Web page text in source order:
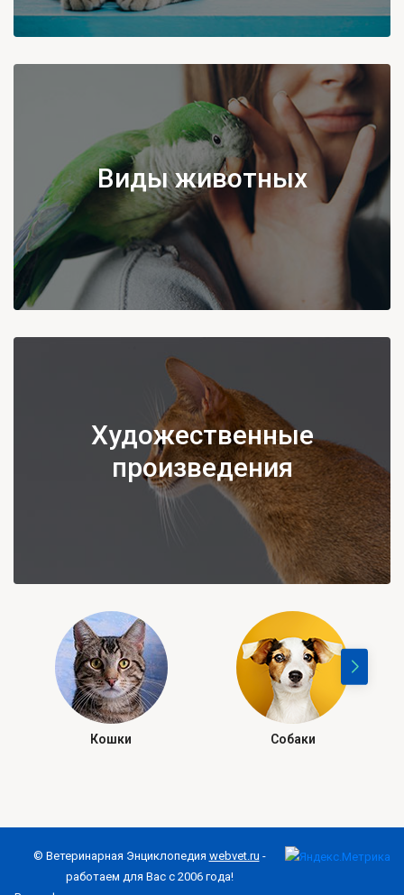
Виды животных
Художественные
произведения
Кошки Собаки
© Ветеринарная Энциклопедия webvet.ru -
работаем для Вас с 2006 года!